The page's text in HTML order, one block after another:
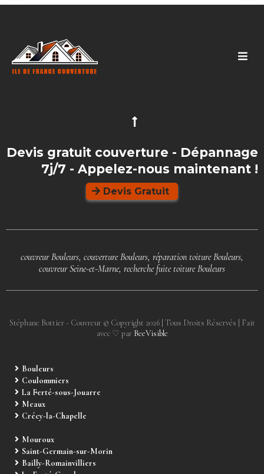
Devis gratuit couverture - Dépannage
7j/7 - Appelez-nous maintenant !
Devis Gratuit
couvreur Bouleurs, couverture Bouleurs, réparation toiture Bouleurs,
couvreur Seine-et-Marne, recherche fuite toiture Bouleurs
Stéphane Bottier - Couvreur © Copyright 2026| Tous Droits Réservés | Fait
avec ♡ par BeeVisible
Bouleurs
Coulommiers
La Ferté-sous-Jouarre
Meaux
Crécy-la-Chapelle
Mouroux
Saint-Germain-sur-Morin
Bailly-Romainvilliers